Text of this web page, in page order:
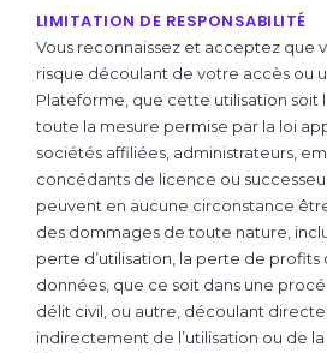
LIMITATION DE RESPONSABILITÉ
Vous reconnaissez et acceptez que
risque découlant de votre accès ou
Plateforme, que cette utilisation soit
toute la mesure permise par la loi
sociétés affiliées, administrateurs,
concédants de licence ou
peuvent en aucune circonstance
des dommages de toute nature,
perte d’utilisation, la perte de profits
données, que ce soit dans une
délit civil, ou autre, découlant
indirectement de l’utilisation ou de